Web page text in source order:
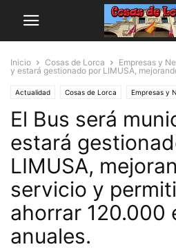
Inicio Cosas de Lorca Empresas y
y estará gestionado por LIMUSA,
Actualidad Cosas de Lorca Empresas y
El Bus será
estará
LIMUSA,
servicio y
ahorrar 120.000
anuales.